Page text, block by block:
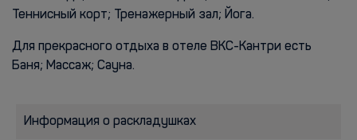
Теннисный корт; Тренажерный зал; Йога.
Для прекрасного отдыха в отеле ВКС-Кантри есть
Баня; Массаж; Сауна.
Информация о раскладушках